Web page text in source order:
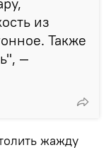
из
Также
—
жажду